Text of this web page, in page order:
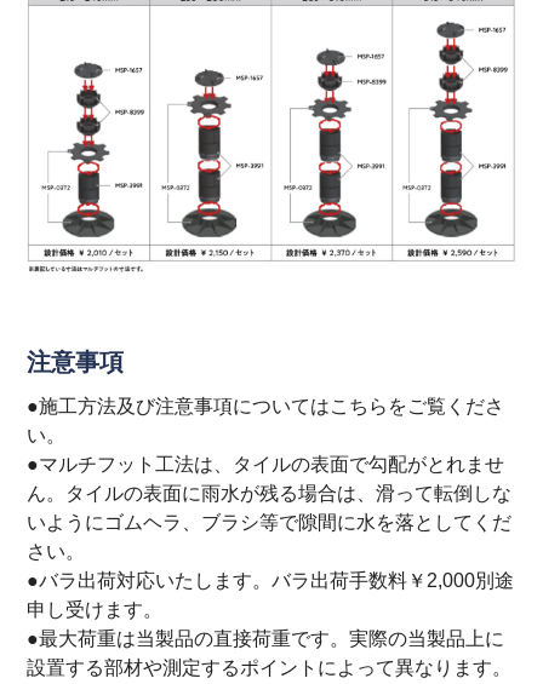
注意事項
●施工方法及び注意事項についてはこちら をご覧くださ
い。
●マルチフット工法は、タイルの表面で勾配がとれませ
ん。タイルの表面に雨水が残る場合は、滑って転倒しな
いようにゴムヘラ、ブラシ等で隙間に水を落としてくだ
さい。
●バラ出荷対応いたします。バラ出荷手数料￥2,000別途
申し受けます。
●最大荷重は当製品の直接荷重です。実際の当製品上に
設置する部材や測定するポイントによって異なります。